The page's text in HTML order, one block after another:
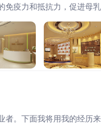
疫力和抵抗力，促进母
。下面我将用我的经历